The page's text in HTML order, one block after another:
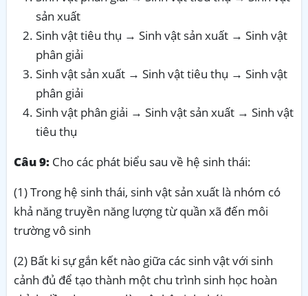
sản xuất
Sinh vật tiêu thụ → Sinh vật sản xuất → Sinh vật
phân giải
Sinh vật sản xuất → Sinh vật tiêu thụ → Sinh vật
phân giải
Sinh vật phân giải → Sinh vật sản xuất → Sinh vật
tiêu thụ
Câu 9: Cho các phát biểu sau về hệ sinh thái:
(1) Trong hệ sinh thái, sinh vật sản xuất là nhóm có
khả năng truyền năng lượng từ quần xã đến môi
trường vô sinh
(2) Bất ki sự gắn kết nào giữa các sinh vật với sinh
cảnh đủ để tạo thành một chu trình sinh học hoàn